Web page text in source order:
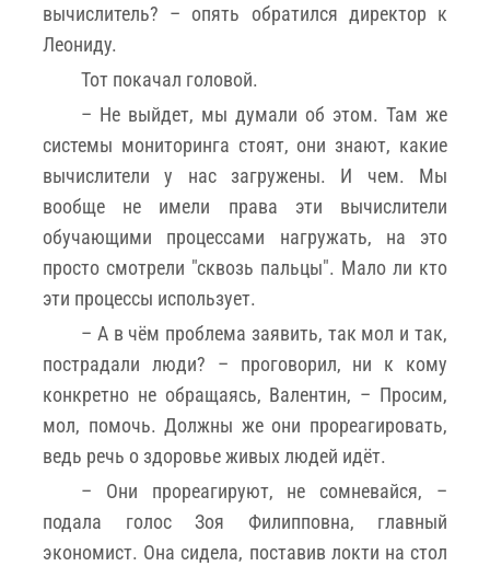
вычислитель? – опять обратился директор к
Леониду.
Тот покачал головой.
– Не выйдет, мы думали об этом. Там же
системы мониторинга стоят, они знают, какие
вычислители у нас загружены. И чем. Мы
вообще не имели права эти вычислители
обучающими процессами нагружать, на это
просто смотрели "сквозь пальцы". Мало ли кто
эти процессы использует.
– А в чём проблема заявить, так мол и так,
пострадали люди? – проговорил, ни к кому
конкретно не обращаясь, Валентин, – Просим,
мол, помочь. Должны же они прореагировать,
ведь речь о здоровье живых людей идёт.
– Они прореагируют, не сомневайся, –
подала голос Зоя Филипповна, главный
экономист. Она сидела, поставив локти на стол